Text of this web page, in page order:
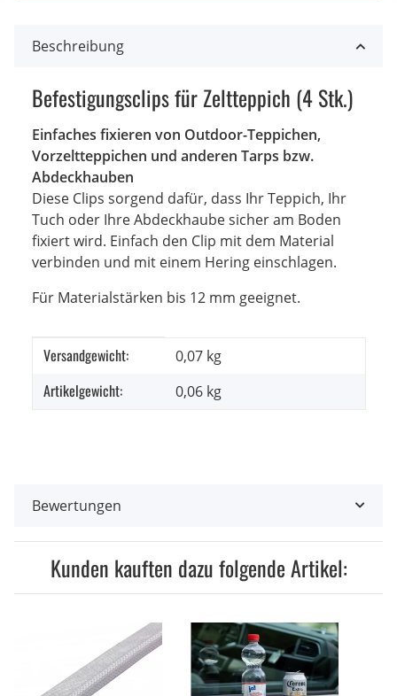
Beschreibung
Befestigungsclips für Zeltteppich (4 Stk.)
Einfaches fixieren von Outdoor-Teppichen,
Vorzeltteppichen und anderen Tarps bzw.
Abdeckhauben
Diese Clips sorgend dafür, dass Ihr Teppich, Ihr
Tuch oder Ihre Abdeckhaube sicher am Boden
fixiert wird. Einfach den Clip mit dem Material
verbinden und mit einem Hering einschlagen.
Für Materialstärken bis 12 mm geeignet.
Produkteigenschaft
Wert
Versandgewicht: 0,07 kg
Artikelgewicht: 0,06 kg
Bewertungen
Kunden kauften dazu folgende Artikel: